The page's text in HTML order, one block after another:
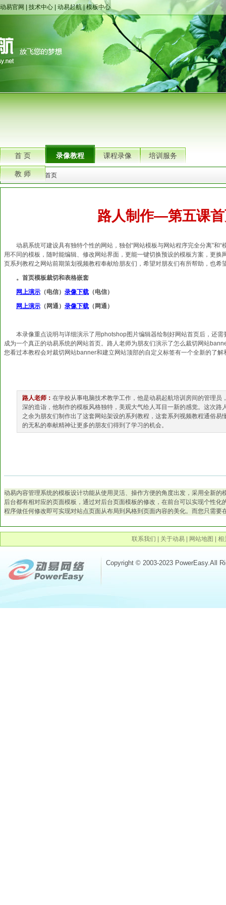
动易官网 技术中心 动易起航|模板中心
首 页 录像教程 课程录像 培训服务
教 师
您的位置： 首页
路人制作—第五课
动易系统可建设具有独特个性的网站，独创“网站模板与网站程序完全分离”
用不同的模板，随时能编辑、修改网站界面，更能一键切换预设的模板方案，更
页系列教程之网站前期策划视频教程奉献给朋友们，希望对朋友们有所帮助，也希
。首页模板裁切和表格嵌套
网上演示 （电信） 录像下载 （电信）
网上演示 （网通） 录像下载 （网通）
本录像重点说明与详细演示了用photshop图片编辑器绘制好网站首页后，还
成为一个真正的动易系统的网站首页。路人老师为朋友们演示了怎么裁切网站
您看过本教程会对裁切网站banner和建立网站顶部的自定义标签有一个全新的了解
路人老师： 在学校从事电脑技术教学工作，他是动易起航培训房间的管理
深的造诣，他制作的模板风格独特，美观大气给人耳目一新的感觉。这次
之余为朋友们制作出了这套网站架设的系列教程，这套系列视频教程通俗
的无私的奉献精神让更多的朋友们得到了学习的机会。
动易内容管理系统的模板设计功能从使用灵活、操作方便的角度出发，采用全新
后台都有相对应的页面模板，通过对后台页面模板的修改，在前台可以实现个性
程序做任何修改即可实现对站点页面从布局到风格到页面内容的美化。而您只需
联系我们 关于动易 网站地图 相
Copyright © 2003-2023 PowerEasy.All